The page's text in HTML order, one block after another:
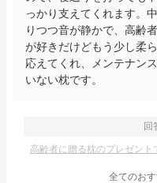
っかり支えてくれます。
りつつ音が静かで、高齢
が好きだけどもう少し柔
応えてくれ、メンテナン
いない枕です。
回
高齢者に贈る枕のプレゼン
全てのお